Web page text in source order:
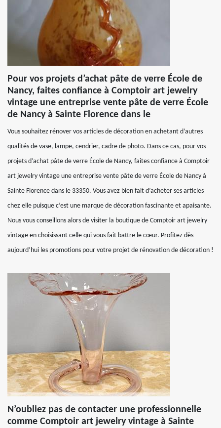
Pour vos projets d’achat pâte de verre École de
Nancy, faites confiance à Comptoir art jewelry
vintage une entreprise vente pâte de verre École
de Nancy à Sainte Florence dans le
Vous souhaitez rénover vos articles de décoration en achetant d’autres
qualités de vase, lampe, cendrier, cadre de photo. Dans ce cas, pour vos
projets d’achat pâte de verre École de Nancy, faites confiance à Comptoir
art jewelry vintage une entreprise vente pâte de verre École de Nancy à
Sainte Florence dans le 33350. Vous avez bien fait d’acheter ses articles
chez elle puisque c’est une marque de décoration fascinante et apaisante.
Nous vous conseillons alors de visiter la boutique de Comptoir art jewelry
vintage en choisissant celle qui vous fait battre le cœur. Profitez dès
aujourd’hui les promotions pour votre projet de rénovation de décoration !
N’oubliez pas de contacter une professionnelle
comme Comptoir art jewelry vintage à Sainte